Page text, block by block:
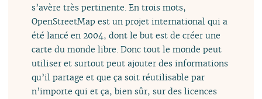
s’avère très pertinente. En trois mots,
OpenStreetMap est un projet international qui a
été lancé en 2004, dont le but est de créer une
carte du monde libre. Donc tout le monde peut
utiliser et surtout peut ajouter des informations
qu’il partage et que ça soit réutilisable par
n’importe qui et ça, bien sûr, sur des licences